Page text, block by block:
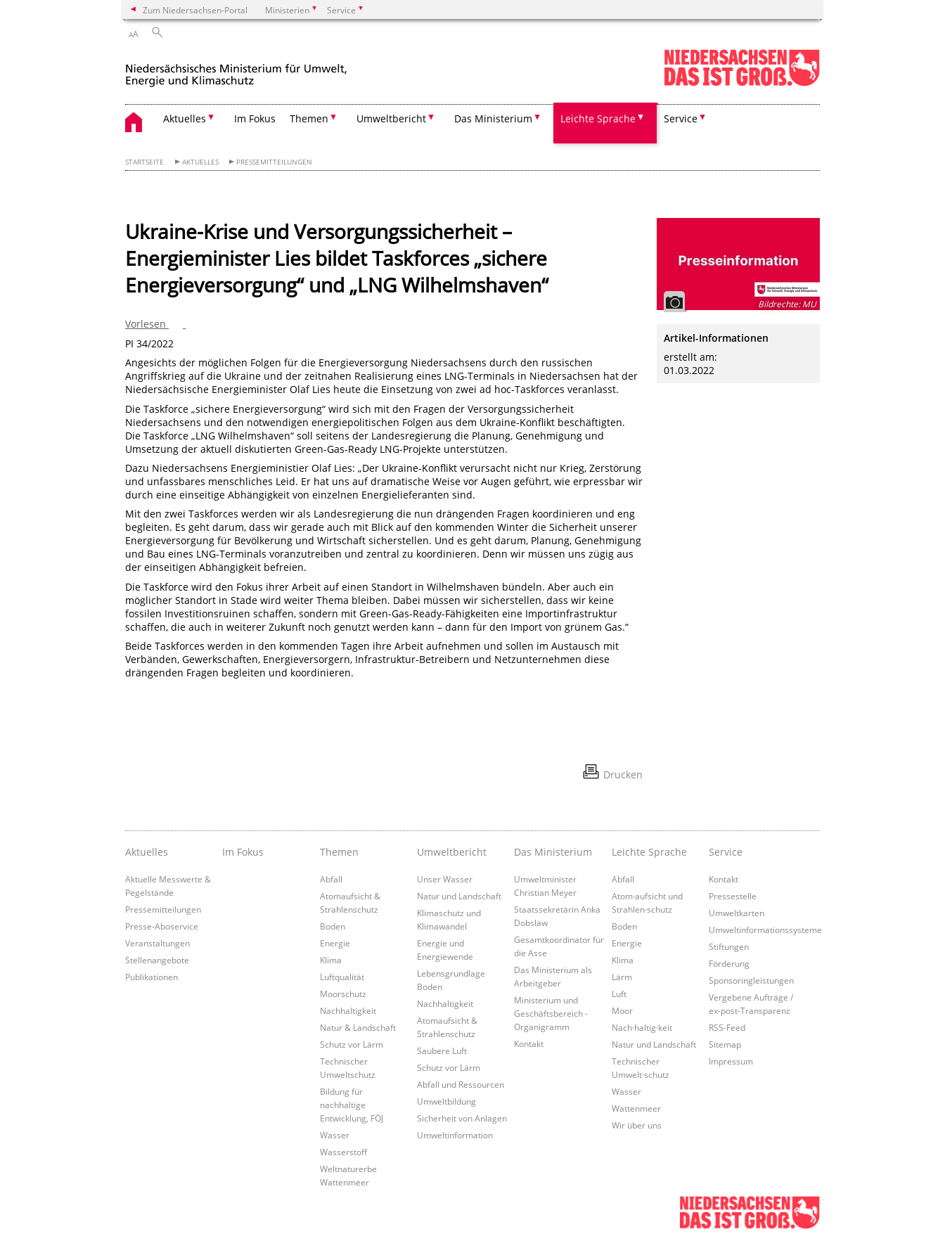
Zum Niedersachsen-Portal Ministerien Service
AA
Aktuelles Im Fokus Themen Umweltbericht Das Ministerium Leichte Sprache Service
STARTSEITE AKTUELLES PRESSEMITTEILUNGEN
Ukraine-Krise und Versorgungssicherheit –
Energieminister Lies bildet Taskforces „sichere
Energieversorgung“ und „LNG Wilhelmshaven“
Vorlesen
PI 34/2022
Angesichts der möglichen Folgen für die Energieversorgung Niedersachsens durch den russischen
Angriffskrieg auf die Ukraine und der zeitnahen Realisierung eines LNG-Terminals in Niedersachsen hat der
Niedersächsische Energieminister Olaf Lies heute die Einsetzung von zwei ad hoc-Taskforces veranlasst.
Die Taskforce „sichere Energieversorgung“ wird sich mit den Fragen der Versorgungssicherheit
Niedersachsens und den notwendigen energiepolitischen Folgen aus dem Ukraine-Konflikt beschäftigten.
Die Taskforce „LNG Wilhelmshaven“ soll seitens der Landesregierung die Planung, Genehmigung und
Umsetzung der aktuell diskutierten Green-Gas-Ready LNG-Projekte unterstützen.
Dazu Niedersachsens Energieministier Olaf Lies: „Der Ukraine-Konflikt verursacht nicht nur Krieg, Zerstörung
und unfassbares menschliches Leid. Er hat uns auf dramatische Weise vor Augen geführt, wie erpressbar wir
durch eine einseitige Abhängigkeit von einzelnen Energielieferanten sind.
Mit den zwei Taskforces werden wir als Landesregierung die nun drängenden Fragen koordinieren und eng
begleiten. Es geht darum, dass wir gerade auch mit Blick auf den kommenden Winter die Sicherheit unserer
Energieversorgung für Bevölkerung und Wirtschaft sicherstellen. Und es geht darum, Planung, Genehmigung
und Bau eines LNG-Terminals voranzutreiben und zentral zu koordinieren. Denn wir müssen uns zügig aus
der einseitigen Abhängigkeit befreien.
Die Taskforce wird den Fokus ihrer Arbeit auf einen Standort in Wilhelmshaven bündeln. Aber auch ein
möglicher Standort in Stade wird weiter Thema bleiben. Dabei müssen wir sicherstellen, dass wir keine
fossilen Investitionsruinen schaffen, sondern mit Green-Gas-Ready-Fähigkeiten eine Importinfrastruktur
schaffen, die auch in weiterer Zukunft noch genutzt werden kann – dann für den Import von grünem Gas.“
Beide Taskforces werden in den kommenden Tagen ihre Arbeit aufnehmen und sollen im Austausch mit
Verbänden, Gewerkschaften, Energieversorgern, Infrastruktur-Betreibern und Netzunternehmen diese
drängenden Fragen begleiten und koordinieren.
Drucken
Bildrechte:MU
Artikel-Informationen
erstellt am:
01.03.2022
Aktuelles
Aktuelle Messwerte &
Pegelstände
Pressemitteilungen
Presse-Aboservice
Veranstaltungen
Stellenangebote
Publikationen
Im Fokus Themen
Abfall
Atomaufsicht &
Strahlenschutz
Boden
Energie
Klima
Luftqualität
Moorschutz
Nachhaltigkeit
Natur & Landschaft
Schutz vor Lärm
Technischer
Umweltschutz
Bildung für
nachhaltige
Entwicklung, FÖJ
Wasser
Wasserstoff
Weltnaturerbe
Wattenmeer
Umweltbericht
Unser Wasser
Natur und Landschaft
Klimaschutz und
Klimawandel
Energie und
Energiewende
Lebensgrundlage
Boden
Nachhaltigkeit
Atomaufsicht &
Strahlenschutz
Saubere Luft
Schutz vor Lärm
Abfall und Ressourcen
Umweltbildung
Sicherheit von Anlagen
Umweltinformation
Das Ministerium
Umweltminister
Christian Meyer
Staatssekretärin Anka
Dobslaw
Gesamtkoordinator für
die Asse
Das Ministerium als
Arbeitgeber
Ministerium und
Geschäftsbereich -
Organigramm
Kontakt
Leichte Sprache
Abfall
Atom·aufsicht und
Strahlen·schutz
Boden
Energie
Klima
Lärm
Luft
Moor
Nach·haltig·keit
Natur und Landschaft
Technischer
Umwelt·schutz
Wasser
Wattenmeer
Wir über uns
Service
Kontakt
Pressestelle
Umweltkarten
Umweltinformationssysteme
Stiftungen
Förderung
Sponsoringleistungen
Vergebene Aufträge /
ex-post-Transparenz
RSS-Feed
Sitemap
Impressum